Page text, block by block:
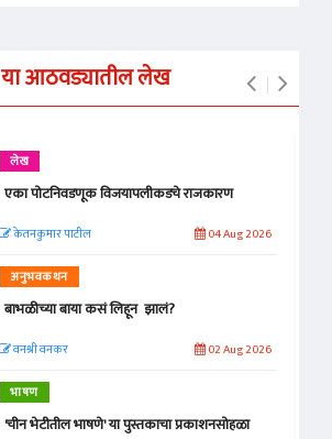
या आठवड्यातील लेख
लेख
एका पोटनिवडणूक विजयापलीकडचे राजकारण
केतनकुमार पाटील 04 Aug 2026
अनुभवकथन
बाभळीच्या बाया कसं लिहून झालं?
वनश्री वनकर 02 Aug 2026
भाषण
'चीन भेटीतील भाषणे' या पुस्तकाचा प्रकाशनसोहळा